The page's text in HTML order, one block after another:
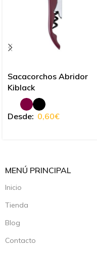
Sacacorchos Abridor
Kiblack
Desde: 0,60€
MENÚ PRINCIPAL
Inicio
Tienda
Blog
Contacto